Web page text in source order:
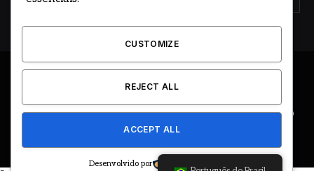
© 2026 DESENVOLVIDO POR HOSTING PRIME BRASIL
ÚLTIMAS NOTÍCIAS DESTAQUES
CIDADE E REGIÃO
EDITORIAL EVENTOS
CUSTOMIZE
REJECT ALL
ACCEPT ALL
Desenvolvido por